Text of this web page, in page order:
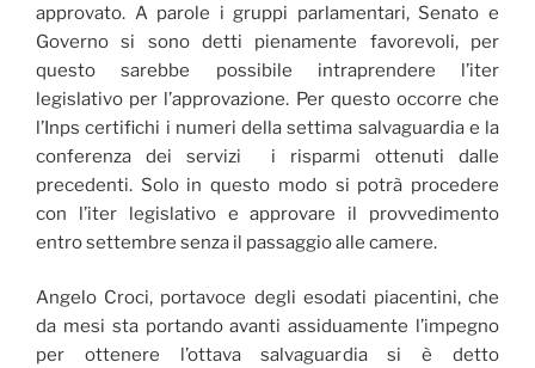
approvato. A parole i gruppi parlamentari, Senato e
Governo si sono detti pienamente favorevoli, per
questo sarebbe possibile intraprendere l’iter
legislativo per l’approvazione. Per questo occorre che
l’Inps certifichi i numeri della settima salvaguardia e la
conferenza dei servizi i risparmi ottenuti dalle
precedenti. Solo in questo modo si potrà procedere
con l’iter legislativo e approvare il provvedimento
entro settembre senza il passaggio alle camere.
Angelo Croci, portavoce degli esodati piacentini, che
da mesi sta portando avanti assiduamente l’impegno
per ottenere l’ottava salvaguardia si è detto